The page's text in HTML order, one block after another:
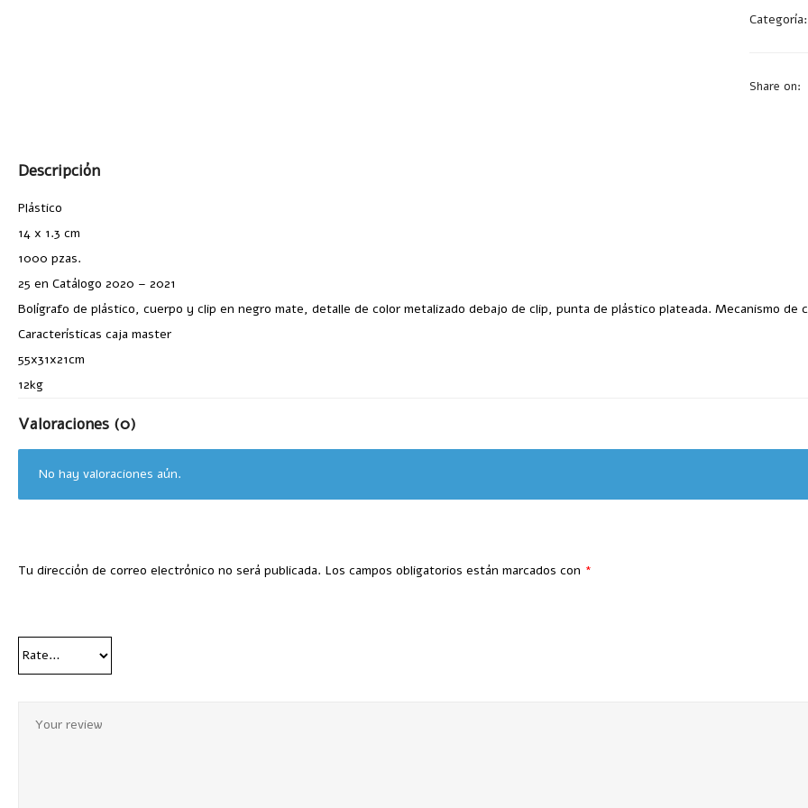
Categoría:
Share on:
Descripción
Plástico
14 x 1.3 cm
1000 pzas.
25 en Catálogo 2020 – 2021
Bolígrafo de plástico, cuerpo y clip en negro mate, detalle de color metalizado debajo de clip, punta de plástico plateada. Mecanismo de
Características caja master
55x31x21cm
12kg
Valoraciones (0)
No hay valoraciones aún.
Tu dirección de correo electrónico no será publicada. Los campos obligatorios están marcados con *